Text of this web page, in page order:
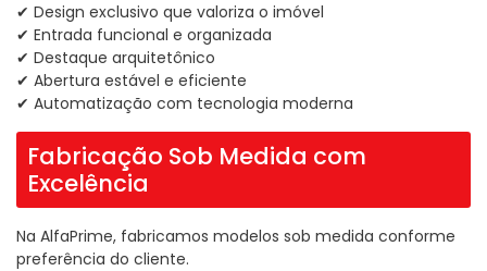
✔ Design exclusivo que valoriza o imóvel
✔ Entrada funcional e organizada
✔ Destaque arquitetônico
✔ Abertura estável e eficiente
✔ Automatização com tecnologia moderna
Fabricação Sob Medida com
Excelência
Na AlfaPrime, fabricamos modelos sob medida conforme
preferência do cliente.